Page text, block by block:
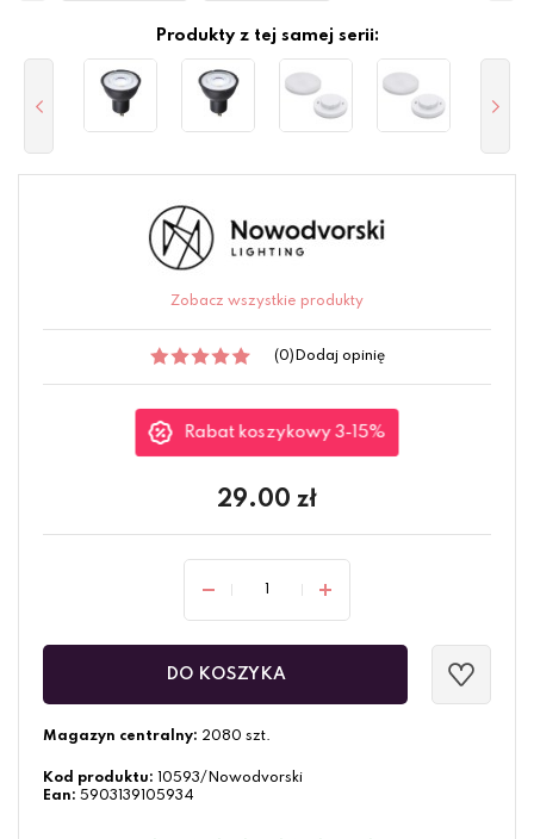
Produkty z tej samej serii:
Zobacz wszystkie produkty
(0) Dodaj opinię
Rabat koszykowy 3-15%
29.00 zł
DO KOSZYKA
Magazyn centralny: 2080 szt.
Kod produktu:
10593/Nowodvorski
Ean: 5903139105934